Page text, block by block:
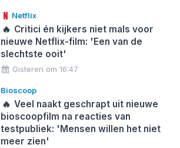
Netflix
🔥 Critici én kijkers niet mals voor
nieuwe Netflix-film: 'Een van de
slechtste ooit'
Gisteren om 16:47
Bioscoop
🔥 Veel naakt geschrapt uit nieuwe
bioscoopfilm na reacties van
testpubliek: 'Mensen willen het niet
meer zien'